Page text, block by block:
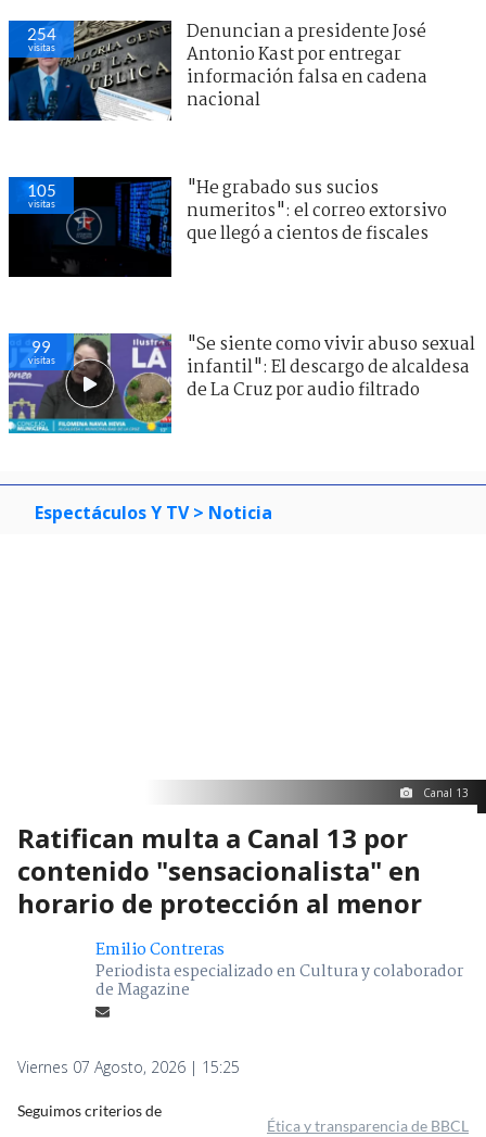
254
visitas
Denuncian a presidente José
Antonio Kast por entregar
información falsa en cadena
nacional
105
visitas
"He grabado sus sucios
numeritos": el correo extorsivo
que llegó a cientos de fiscales
99
visitas
"Se siente como vivir abuso sexual
infantil": El descargo de alcaldesa
de La Cruz por audio filtrado
Espectáculos Y TV > Noticia
Canal 13
Ratifican multa a Canal 13 por
contenido "sensacionalista" en
horario de protección al menor
Emilio Contreras
Periodista especializado en Cultura y colaborador
de Magazine
Viernes 07 Agosto, 2026 | 15:25
Seguimos criterios de
Ética y transparencia de BBCL